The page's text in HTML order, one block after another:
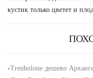
кустик только цветет и
-Trenbolone дешево